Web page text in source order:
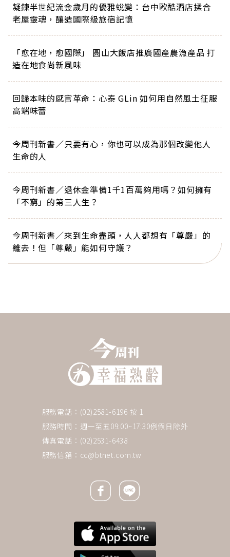
凝鍊半世紀流金歲月的優雅蛻變：台中歐酷酒店揉合
老屋靈魂，釀造國際級旅宿記憶
「愈在地，愈國際」 圓山大飯店推廣國產農漁產品 打
造在地食尚新風味
回歸本味的感官革命：心泰 GLin 如何用自然風土征服
高端味蕾
今周刊新書／只要有心，你也可以成為那個改變他人
生命的人
今周刊新書／退休金準備1千1百萬夠用嗎？如何擁有
「不窮」的第三人生？
今周刊新書／來到生命盡頭，人人都想有「尊嚴」的
離去！但「尊嚴」能如何守護？
服務電話：(02)2581-6196 按 1
服務時間：週一至五09:00~17:30例假日除外
傳真電話：(02)2531-6438
服務信箱： cc@btnet.com.tw
Facebook icon
Line icon